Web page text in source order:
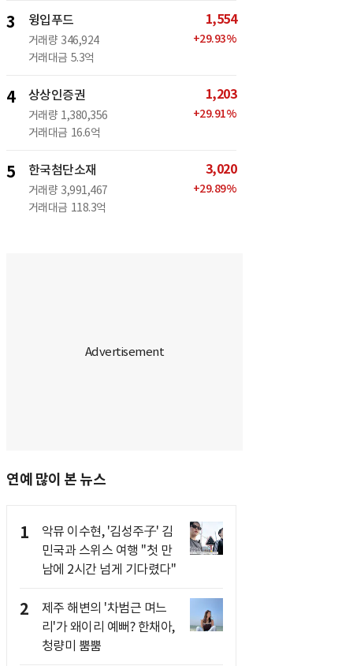
3 윙입푸드
거래량 346,924
거래대금 5.3억
1,554
+29.93%
4 상상인증권
거래량 1,380,356
거래대금 16.6억
1,203
+29.91%
5 한국첨단소재
거래량 3,991,467
거래대금 118.3억
3,020
+29.89%
연예 많이 본 뉴스
1
악뮤 이수현, '김성주子' 김
민국과 스위스 여행 "첫 만
남에 2시간 넘게 기다렸다"
2
제주 해변의 '차범근 며느
리'가 왜이리 예뻐? 한채아,
청량미 뿜뿜